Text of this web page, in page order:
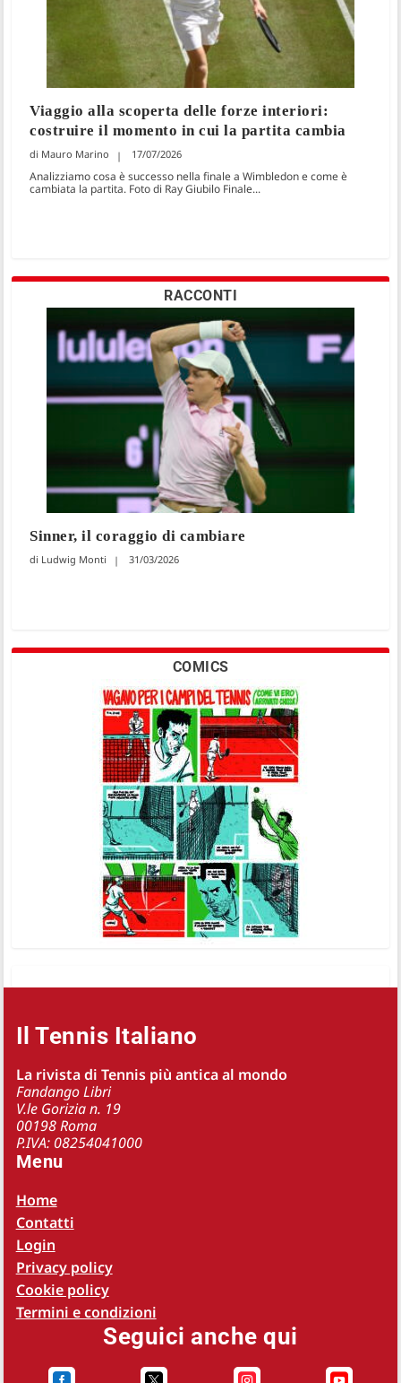
Viaggio alla scoperta delle forze interiori:
costruire il momento in cui la partita cambia
Mauro Marino 17/07/2026
Analizziamo cosa è successo nella finale a Wimbledon e come è
cambiata la partita. Foto di Ray Giubilo Finale...
RACCONTI
Sinner, il coraggio di cambiare
Ludwig Monti 31/03/2026
COMICS
Il Tennis Italiano
La rivista di Tennis più antica al mondo
Fandango Libri
V.le Gorizia n. 19
00198 Roma
P.IVA: 08254041000
Menu
Home
Contatti
Login
Privacy policy
Cookie policy
Termini e condizioni
Seguici anche qui